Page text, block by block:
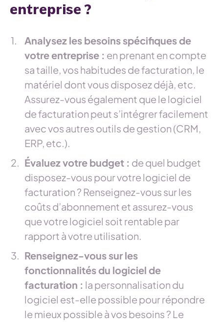
entreprise ?
Analysez les besoins spécifiques de
votre entreprise : en prenant en compte
sa taille, vos habitudes de facturation, le
matériel dont vous disposez déjà, etc.
Assurez-vous également que le logiciel
de facturation peut s’intégrer facilement
avec vos autres outils de gestion (CRM,
ERP, etc.).
Évaluez votre budget : de quel budget
disposez-vous pour votre logiciel de
facturation ? Renseignez-vous sur les
coûts d’abonnement et assurez-vous
que votre logiciel soit rentable par
rapport à votre utilisation.
Renseignez-vous sur les
fonctionnalités du logiciel de
facturation : la personnalisation du
logiciel est-elle possible pour répondre
le mieux possible à vos besoins ? Le